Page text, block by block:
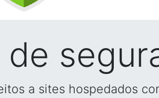
a sites hospedados